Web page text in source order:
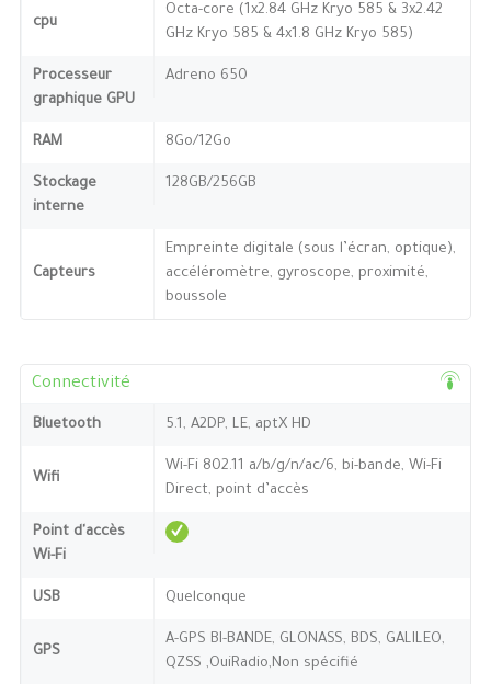
cpu
Octa-core (1x2.84 GHz Kryo 585 & 3x2.42
GHz Kryo 585 & 4x1.8 GHz Kryo 585)
Processeur
graphique GPU
Adreno 650
RAM 8Go/12Go
Stockage
interne
128GB/256GB
Capteurs
Empreinte digitale (sous l’écran, optique),
accéléromètre, gyroscope, proximité,
boussole
Connectivité
Bluetooth 5.1, A2DP, LE, aptX HD
Wifi
Wi-Fi 802.11 a/b/g/n/ac/6, bi-bande, Wi-Fi
Direct, point d’accès
Point d'accès
Wi-Fi
USB Quelconque
GPS
A-GPS BI-BANDE, GLONASS, BDS, GALILEO,
QZSS ,OuiRadio,Non spécifié